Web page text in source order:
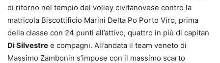
di ritorno nel tempio del volley civitanovese contro la
matricola Biscottificio Marini Delta Po Porto Viro, prima
della classe con 24 punti all’attivo, quattro in più di capitan
Di Silvestre e compagni. All’andata il team veneto di
Massimo Zambonin s’impose con il massimo scarto